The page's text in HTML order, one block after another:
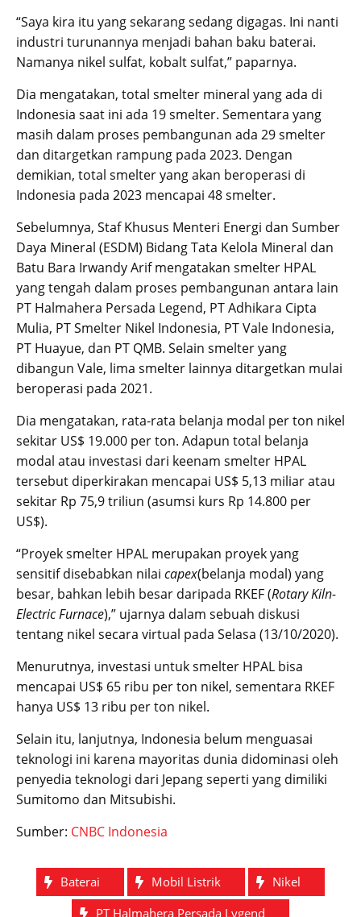
“Saya kira itu yang sekarang sedang digagas. Ini nanti
industri turunannya menjadi bahan baku baterai.
Namanya nikel sulfat, kobalt sulfat,” paparnya.
Dia mengatakan, total smelter mineral yang ada di
Indonesia saat ini ada 19 smelter. Sementara yang
masih dalam proses pembangunan ada 29 smelter
dan ditargetkan rampung pada 2023. Dengan
demikian, total smelter yang akan beroperasi di
Indonesia pada 2023 mencapai 48 smelter.
Sebelumnya, Staf Khusus Menteri Energi dan Sumber
Daya Mineral (ESDM) Bidang Tata Kelola Mineral dan
Batu Bara Irwandy Arif mengatakan smelter HPAL
yang tengah dalam proses pembangunan antara lain
PT Halmahera Persada Legend, PT Adhikara Cipta
Mulia, PT Smelter Nikel Indonesia, PT Vale Indonesia,
PT Huayue, dan PT QMB. Selain smelter yang
dibangun Vale, lima smelter lainnya ditargetkan mulai
beroperasi pada 2021.
Dia mengatakan, rata-rata belanja modal per ton nikel
sekitar US$ 19.000 per ton. Adapun total belanja
modal atau investasi dari keenam smelter HPAL
tersebut diperkirakan mencapai US$ 5,13 miliar atau
sekitar Rp 75,9 triliun (asumsi kurs Rp 14.800 per
US$).
“Proyek smelter HPAL merupakan proyek yang
sensitif disebabkan nilai capex(belanja modal) yang
besar, bahkan lebih besar daripada RKEF (Rotary Kiln-
Electric Furnace),” ujarnya dalam sebuah diskusi
tentang nikel secara virtual pada Selasa (13/10/2020).
Menurutnya, investasi untuk smelter HPAL bisa
mencapai US$ 65 ribu per ton nikel, sementara RKEF
hanya US$ 13 ribu per ton nikel.
Selain itu, lanjutnya, Indonesia belum menguasai
teknologi ini karena mayoritas dunia didominasi oleh
penyedia teknologi dari Jepang seperti yang dimiliki
Sumitomo dan Mitsubishi.
Sumber: CNBC Indonesia
Baterai Mobil Listrik
Nikel
PT Halmahera Persada Lygend